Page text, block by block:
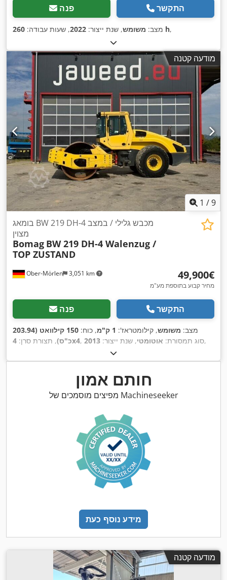
פנה התקשר
מצב: משומש, שנת ייצור: 2022, שעות עבודה: 260 h,
מודעה קטנה
1 /9
Ober-Mörlen 3,051 km
בומאג BW 219 DH-4 מכבש גלילי / במצב
מצוין
Bomag BW 219 DH-4 Walenzug /
TOP ZUSTAND
‏49,900 ‏€
מחיר קבוע בתוספת מע"מ
פנה התקשר
מצב: משומש, קילומטראז': 1 ק"מ , כוח:
150 קילוואט (203.94
כ"ס), תצורת סרן: 4x4 , סוג תמסורת: אוטומטי, שנת ייצור: 2013 ,
חותם אמון
מפיצים מוסמכים של Machineseeker
מידע נוסף כעת
מודעה קטנה